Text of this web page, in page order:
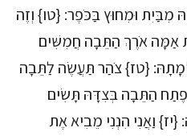
וּמִחוּץ בַּכֹּפֶר: {טו} וְזֶה
אֹרֶךְ הַתֵּבָה חֲמִשִּׁים
{טז} צֹהַר תַּעֲשֶׂה לַתֵּבָה
הַתֵּבָה בְּצִדָּהּ תָּשִׂים
וַאֲנִי הִנְנִי מֵבִיא אֶת